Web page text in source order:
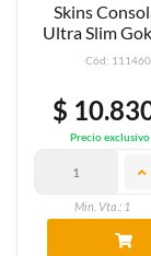
Skins
Ultra Slim
Cód:
$
Precio
Min. Vta.: 1